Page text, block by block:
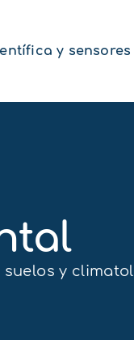
y sensores
suelos y